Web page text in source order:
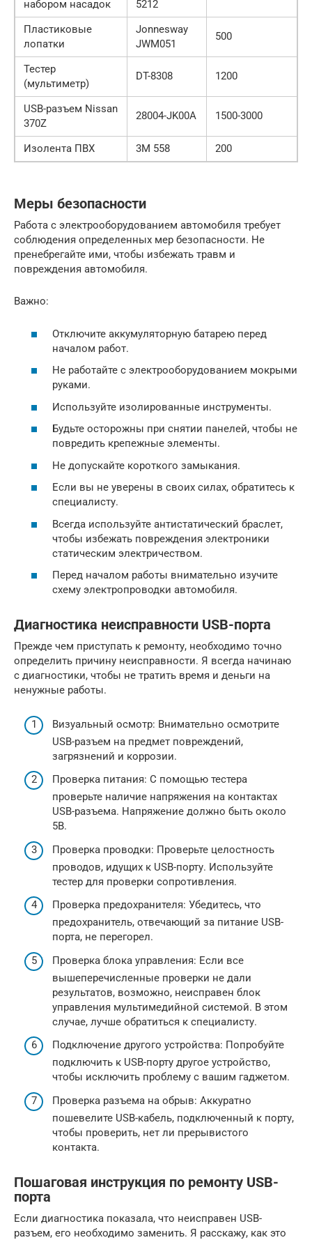
набором насадок 5212
Пластиковые
лопатки
Jonnesway
JWM051
500
Тестер
(мультиметр)
DT-8308 1200
USB-разъем Nissan
370Z
28004-JK00A 1500-3000
Изолента ПВХ 3M 558 200
Меры безопасности
Работа с электрооборудованием автомобиля требует
соблюдения определенных мер безопасности. Не
пренебрегайте ими, чтобы избежать травм и
повреждения автомобиля.
Важно:
Отключите аккумуляторную батарею перед
началом работ.
Не работайте с электрооборудованием мокрыми
руками.
Используйте изолированные инструменты.
Будьте осторожны при снятии панелей, чтобы не
повредить крепежные элементы.
Не допускайте короткого замыкания.
Если вы не уверены в своих силах, обратитесь к
специалисту.
Всегда используйте антистатический браслет,
чтобы избежать повреждения электроники
статическим электричеством.
Перед началом работы внимательно изучите
схему электропроводки автомобиля.
Диагностика неисправности USB-порта
Прежде чем приступать к ремонту, необходимо точно
определить причину неисправности. Я всегда начинаю
с диагностики, чтобы не тратить время и деньги на
ненужные работы.
Визуальный осмотр: Внимательно осмотрите
USB-разъем на предмет повреждений,
загрязнений и коррозии.
Проверка питания: С помощью тестера
проверьте наличие напряжения на контактах
USB-разъема. Напряжение должно быть около
5В.
Проверка проводки: Проверьте целостность
проводов, идущих к USB-порту. Используйте
тестер для проверки сопротивления.
Проверка предохранителя: Убедитесь, что
предохранитель, отвечающий за питание USB-
порта, не перегорел.
Проверка блока управления: Если все
вышеперечисленные проверки не дали
результатов, возможно, неисправен блок
управления мультимедийной системой. В этом
случае, лучше обратиться к специалисту.
Подключение другого устройства: Попробуйте
подключить к USB-порту другое устройство,
чтобы исключить проблему с вашим гаджетом.
Проверка разъема на обрыв: Аккуратно
пошевелите USB-кабель, подключенный к порту,
чтобы проверить, нет ли прерывистого
контакта.
Пошаговая инструкция по ремонту USB-
порта
Если диагностика показала, что неисправен USB-
разъем, его необходимо заменить. Я расскажу, как это